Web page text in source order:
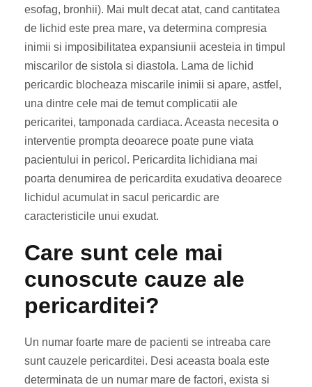
esofag, bronhii). Mai mult decat atat, cand cantitatea
de lichid este prea mare, va determina compresia
inimii si imposibilitatea expansiunii acesteia in timpul
miscarilor de sistola si diastola. Lama de lichid
pericardic blocheaza miscarile inimii si apare, astfel,
una dintre cele mai de temut complicatii ale
pericaritei, tamponada cardiaca. Aceasta necesita o
interventie prompta deoarece poate pune viata
pacientului in pericol. Pericardita lichidiana mai
poarta denumirea de pericardita exudativa deoarece
lichidul acumulat in sacul pericardic are
caracteristicile unui exudat.
Care sunt cele mai
cunoscute cauze ale
pericarditei?
Un numar foarte mare de pacienti se intreaba care
sunt cauzele pericarditei. Desi aceasta boala este
determinata de un numar mare de factori, exista si